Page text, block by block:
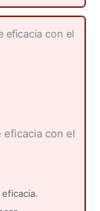
eficacia con el